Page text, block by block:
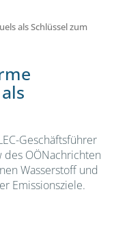
als Schlüssel zum
Geschäftsführer
OÖNachrichten
Wasserstoff und
Emissionsziele.